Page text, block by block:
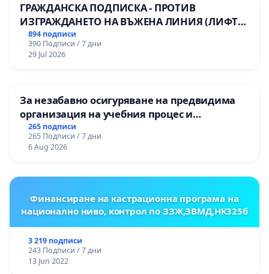
ГРАЖДАНСКА ПОДПИСКА - ПРОТИВ
ИЗГРАЖДАНЕТО НА ВЪЖЕНА ЛИНИЯ (ЛИФТ)
НА ТЕРИТОРИЯТА НА ПРИРОДНА
ЗАБЕЛЕЖИТЕЛНОСТ „ХЪЛМ НА
ОСВОБОДИТЕЛИТЕ“ (БУНАРДЖИК)
894 подписи
390 Подписи / 7 дни
29 Jul 2026
За незабавно осигуряване на предвидима
организация на учебния процес и
гарантиране на правото на равнопоставено
и качествено образование на учениците от
ОУ „Княз Александър I“ и Хуманитарна
265 подписи
265 Подписи / 7 дни
6 Aug 2026
Финансиране на кастрационна програма на
национално ниво, контрол по ЗЗЖ,ЗВМД,НК325б
3 219 подписи
243 Подписи / 7 дни
13 Jun 2022